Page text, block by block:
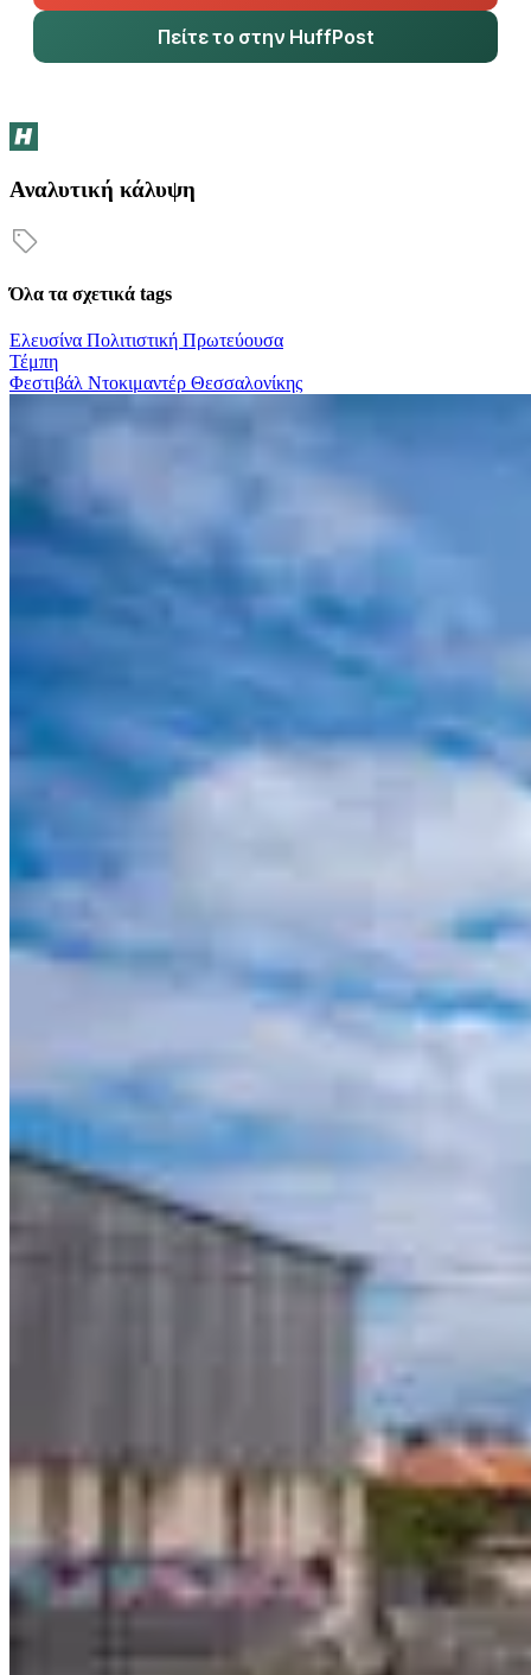
Πείτε το στην HuffPost
Αναλυτική κάλυψη
Όλα τα σχετικά tags
Ελευσίνα Πολιτιστική Πρωτεύουσα
Τέμπη
Φεστιβάλ Ντοκιμαντέρ Θεσσαλονίκης